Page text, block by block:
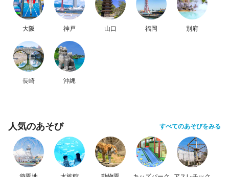
大阪 神戸 山口 福岡 別府
長崎 沖縄
人気のあそび すべてのあそびをみる